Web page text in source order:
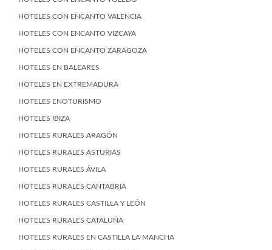
HOTELES CON ENCANTO VALENCIA
HOTELES CON ENCANTO VIZCAYA
HOTELES CON ENCANTO ZARAGOZA
HOTELES EN BALEARES
HOTELES EN EXTREMADURA
HOTELES ENOTURISMO
HOTELES IBIZA
HOTELES RURALES ARAGÓN
HOTELES RURALES ASTURIAS
HOTELES RURALES ÁVILA
HOTELES RURALES CANTABRIA
HOTELES RURALES CASTILLA Y LEÓN
HOTELES RURALES CATALUÑA
HOTELES RURALES EN CASTILLA LA MANCHA